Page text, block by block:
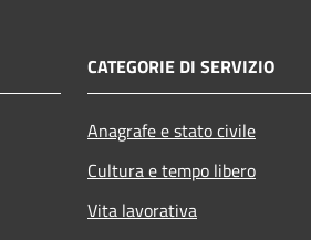
CATEGORIE DI SERVIZIO
Anagrafe e stato civile
Cultura e tempo libero
Vita lavorativa